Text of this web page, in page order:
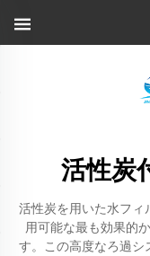
活性炭
活性炭を用いた水フィ
用可能な最も効果的
す。この高度なろ過シ